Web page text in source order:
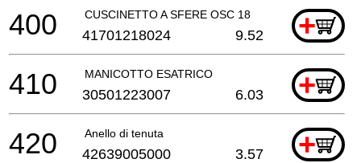
CUSCINETTO A SFERE OSC 18 +
400 41701218024 9.52
MANICOTTO ESATRICO +
410 30501223007 6.03
Anello di tenuta +
420 42639005000 3.57